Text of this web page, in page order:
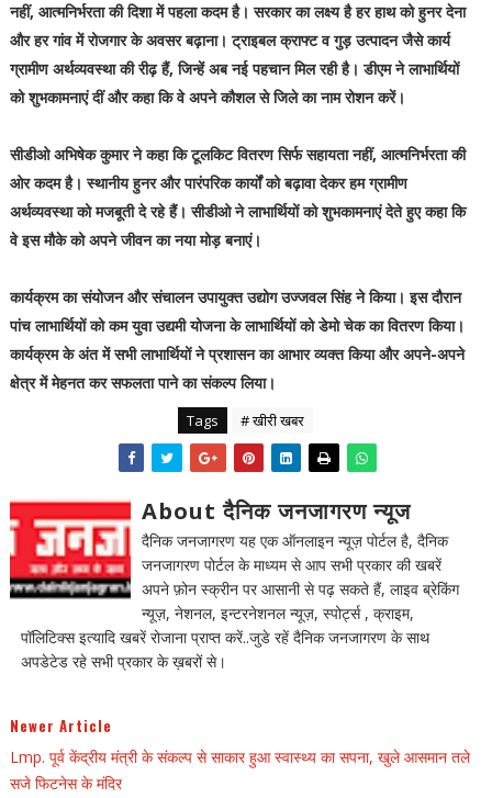
नहीं, आत्मनिर्भरता की दिशा में पहला कदम है। सरकार का लक्ष्य है हर हाथ को हुनर देना
और हर गांव में रोजगार के अवसर बढ़ाना। ट्राइबल क्राफ्ट व गुड़ उत्पादन जैसे कार्य
ग्रामीण अर्थव्यवस्था की रीढ़ हैं, जिन्हें अब नई पहचान मिल रही है। डीएम ने लाभार्थियों
को शुभकामनाएं दीं और कहा कि वे अपने कौशल से जिले का नाम रोशन करें।
सीडीओ अभिषेक कुमार ने कहा कि टूलकिट वितरण सिर्फ सहायता नहीं, आत्मनिर्भरता की
ओर कदम है। स्थानीय हुनर और पारंपरिक कार्यों को बढ़ावा देकर हम ग्रामीण
अर्थव्यवस्था को मजबूती दे रहे हैं। सीडीओ ने लाभार्थियों को शुभकामनाएं देते हुए कहा कि
वे इस मौके को अपने जीवन का नया मोड़ बनाएं।
कार्यक्रम का संयोजन और संचालन उपायुक्त उद्योग उज्जवल सिंह ने किया। इस दौरान
पांच लाभार्थियों को कम युवा उद्यमी योजना के लाभार्थियों को डेमो चेक का वितरण किया।
कार्यक्रम के अंत में सभी लाभार्थियों ने प्रशासन का आभार व्यक्त किया और अपने-अपने
क्षेत्र में मेहनत कर सफलता पाने का संकल्प लिया।
Tags # खीरी खबर
About दैनिक जनजागरण न्यूज
दैनिक जनजागरण यह एक ऑनलाइन न्यूज़ पोर्टल है, दैनिक
जनजागरण पोर्टल के माध्यम से आप सभी प्रकार की खबरें
अपने फ़ोन स्क्रीन पर आसानी से पढ़ सकते हैं, लाइव ब्रेकिंग
न्यूज़, नेशनल, इन्टरनेशनल न्यूज़, स्पोर्ट्स , क्राइम,
पॉलिटिक्स इत्यादि खबरें रोजाना प्राप्त करें..जुडे रहें दैनिक जनजागरण के साथ
अपडेटेड रहे सभी प्रकार के ख़बरों से।
Newer Article
Lmp. पूर्व केंद्रीय मंत्री के संकल्प से साकार हुआ स्वास्थ्य का सपना, खुले आसमान तले
सजे फिटनेस के मंदिर